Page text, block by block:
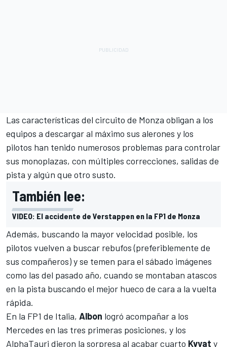
Las características del circuito de Monza obligan a los
equipos a descargar al máximo sus alerones y los
pilotos han tenido numerosos problemas para controlar
sus monoplazas, con múltiples correcciones, salidas de
pista y algún que otro susto.
También lee:
VIDEO: El accidente de Verstappen en la FP1 de Monza
Además, buscando la mayor velocidad posible, los
pilotos vuelven a buscar rebufos (preferiblemente de
sus compañeros) y se temen para el sábado imágenes
como las del pasado año, cuando se montaban atascos
en la pista buscando el mejor hueco de cara a la vuelta
rápida.
En la FP1 de Italia, Albon logró acompañar a los
Mercedes en las tres primeras posiciones, y los
AlphaTauri dieron la sorpresa al acabar cuarto Kvyat y